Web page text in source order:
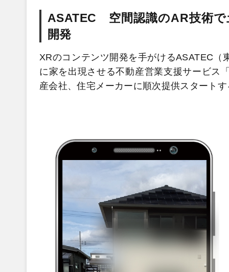
ASATEC 空間認識のAR技術で
開発
XRのコンテンツ開発を手がけるASATEC
に家を出現させる不動産営業支援サービス
産会社、住宅メーカーに順次提供スタート